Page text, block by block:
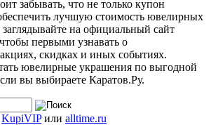
забывать, что не только купон
лучшую стоимость ювелирных
на официальный сайт
первыми узнавать о
скидках и иных событиях.
ювелирные украшения по выгодной
вы выбираете Каратов.Ру.
KupiVIPили alltime.ru